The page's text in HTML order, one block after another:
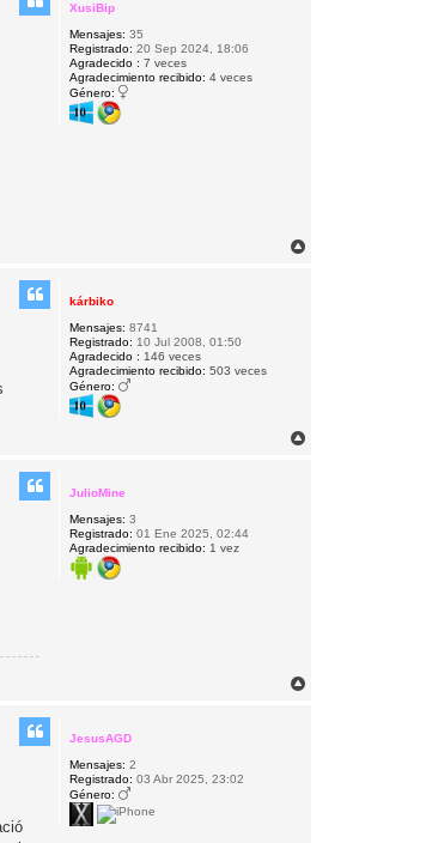
XusiBip
Mensajes: 35
Registrado: 20 Sep 2024, 18:06
Agradecido : 7 veces
Agradecimiento recibido: 4 veces
Género:
kárbiko
Mensajes: 8741
Registrado: 10 Jul 2008, 01:50
Agradecido : 146 veces
Agradecimiento recibido: 503 veces
Género:
JulioMine
Mensajes: 3
Registrado: 01 Ene 2025, 02:44
Agradecimiento recibido: 1 vez
JesusAGD
Mensajes: 2
Registrado: 03 Abr 2025, 23:02
Género: